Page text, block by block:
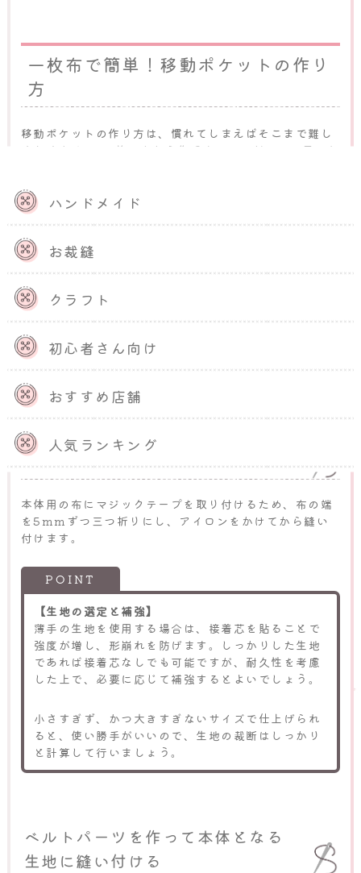
ハンドメイド
お裁縫
クラフト
初心者さん向け
おすすめ店舗
人気ランキング
一枚布で簡単！移動ポケットの作り
方
移動ポケットの作り方は、慣れてしまえばそこまで難し
くありません。1枚の布から作成することができ、早けれ
PM61-298』
本体となる生地にマジックテープ
を縫い付ける
本体用の布にマジックテープを取り付けるため、布の端
を5mmずつ三つ折りにし、アイロンをかけてから縫い
付けます。
【生地の選定と補強】
薄手の生地を使用する場合は、接着芯を貼ることで
強度が増し、形崩れを防げます。しっかりした生地
であれば接着芯なしでも可能ですが、耐久性を考慮
した上で、必要に応じて補強するとよいでしょう。
小さすぎず、かつ大きすぎないサイズで仕上げられ
ると、使い勝手がいいので、生地の裁断はしっかり
と計算して行いましょう。
ベルトパーツを作って本体となる
生地に縫い付ける